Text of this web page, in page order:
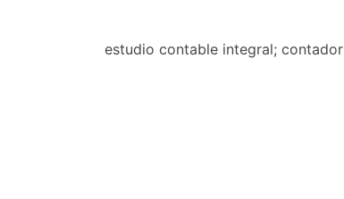
estudio contable integral; contador